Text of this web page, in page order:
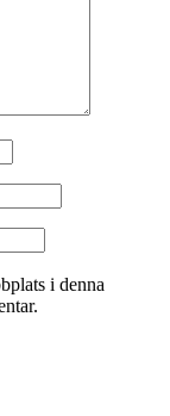
i denna